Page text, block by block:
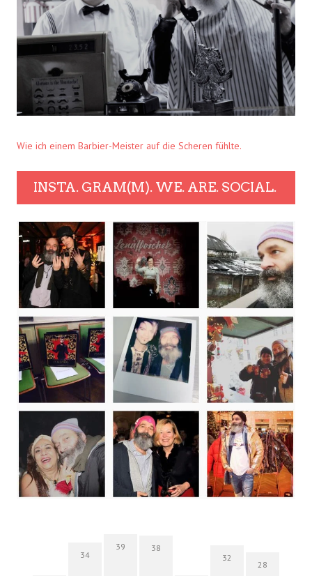
Wie ich einem Barbier-Meister auf die Scheren fühlte.
INSTA. GRAM(M). WE. ARE. SOCIAL.
34
39 38
32
28